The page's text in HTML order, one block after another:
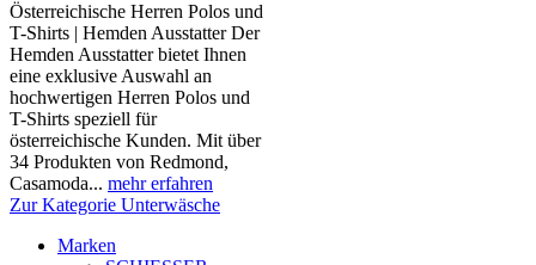
Österreichische Herren Polos und
T-Shirts | Hemden Ausstatter Der
Hemden Ausstatter bietet Ihnen
eine exklusive Auswahl an
hochwertigen Herren Polos und
T-Shirts speziell für
österreichische Kunden. Mit über
34 Produkten von Redmond,
Casamoda... mehr erfahren
Zur Kategorie Unterwäsche
Marken